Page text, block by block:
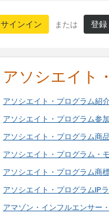
サインイン または 登録
アソシエイト
アソシエイト・プログラム紹
アソシエイト・プログラム参
アソシエイト・プログラム商
アソシエイト・プログラム・
アソシエイト・プログラム商
アソシエイト・プログラムIP
アマゾン・インフルエンサー